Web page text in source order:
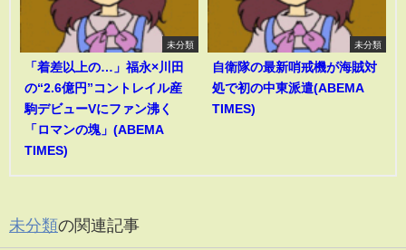
未分類
「着差以上の…」福永×川田
の“2.6億円”コントレイル産
駒デビューVにファン沸く
「ロマンの塊」(ABEMA
TIMES)
未分類
自衛隊の最新哨戒機が海賊対
処で初の中東派遣(ABEMA
TIMES)
未分類の関連記事